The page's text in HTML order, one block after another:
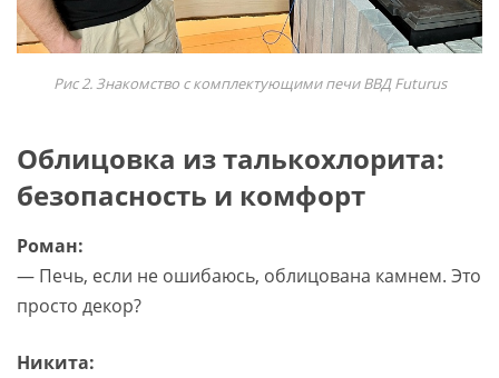
Рис 2. Знакомство с комплектующими печи ВВД Futurus
Облицовка из талькохлорита:
безопасность и комфорт
Роман:
— Печь, если не ошибаюсь, облицована камнем. Это
просто декор?
Никита: